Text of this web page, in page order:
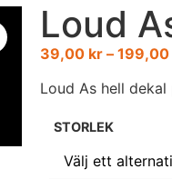
Loud
39,00 kr – 199,00
Loud As hell
STORLEK